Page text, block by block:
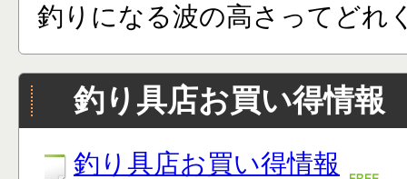
釣りになる波の高さってどれ
釣り具店お買い得情報
釣り具店お買い得情報